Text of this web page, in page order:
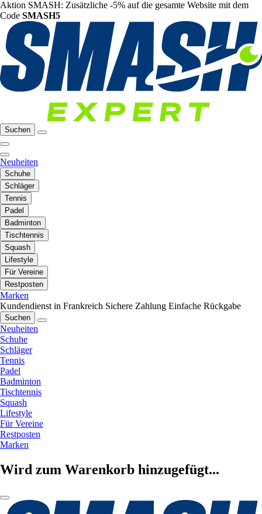
Aktion SMASH: Zusätzliche -5% auf die gesamte Website mit dem
Code SMASH5
Suchen
Neuheiten
Schuhe
Schläger
Tennis
Padel
Badminton
Tischtennis
Squash
Lifestyle
Für Vereine
Restposten
Marken
Kundendienst in Frankreich Sichere Zahlung Einfache Rückgabe
Suchen
Neuheiten
Schuhe
Schläger
Tennis
Padel
Badminton
Tischtennis
Squash
Lifestyle
Für Vereine
Restposten
Marken
Wird zum Warenkorb hinzugefügt...